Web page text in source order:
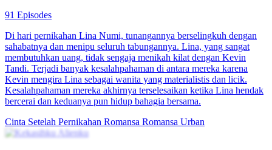
91 Episodes
Di hari pernikahan Lina Numi, tunangannya berselingkuh dengan
sahabatnya dan menipu seluruh tabungannya. Lina, yang sangat
membutuhkan uang, tidak sengaja menikah kilat dengan Kevin
Tandi. Terjadi banyak kesalahpahaman di antara mereka karena
Kevin mengira Lina sebagai wanita yang materialistis dan licik.
Kesalahpahaman mereka akhirnya terselesaikan ketika Lina hendak
bercerai dan keduanya pun hidup bahagia bersama.
Cinta Setelah Pernikahan Romansa Romansa Urban